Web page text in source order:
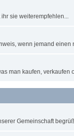
ihr sie weiterempfehlen...
wenn jemand
man kaufen, verkaufen
Gemeinschaft